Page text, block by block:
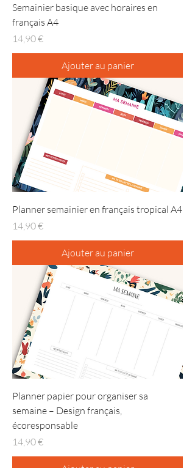
Semainier basique avec horaires en
français A4
Prix
14,90 €
Ajouter au panier
Planner semainier en français tropical A4
Prix
14,90 €
Ajouter au panier
Planner papier pour organiser sa
semaine – Design français,
écoresponsable
Prix
14,90 €